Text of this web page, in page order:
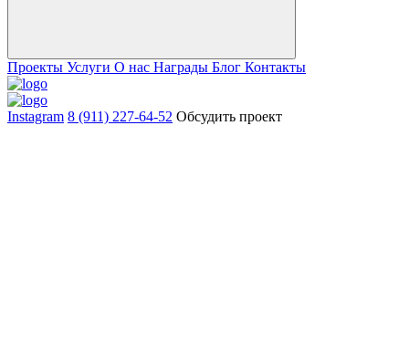
Проекты Услуги О нас Награды Блог Контакты
Instagram 8 (911) 227-64-52 Обсудить проект